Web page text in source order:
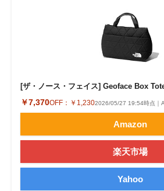
[ザ・ノース・フェイス] Geoface Box
￥7,370OFF： ￥1,2302026/05/27 19:54時点｜
Amazon
楽天市場
Yahoo